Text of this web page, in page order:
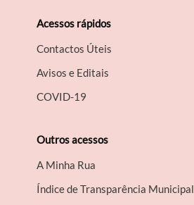
Acessos rápidos
Contactos Úteis
Avisos e Editais
COVID-19
Outros acessos
A Minha Rua
Índice de Transparência Municipal